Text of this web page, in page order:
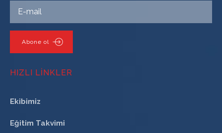
Abone ol
HIZLI LINKLER
Ekibimiz
Eğitim Takvimi